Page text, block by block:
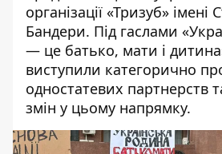
організації «Тризуб» імені
Бандери. Під гаслами
— це батько, мати і
виступили категорично
одностатевих партнерств
змін у цьому напрямку.